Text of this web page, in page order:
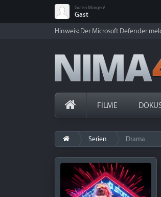
Guten Morgen!
Gast
Hinweis: Der Microsoft Defender
FILME
Serien Drama